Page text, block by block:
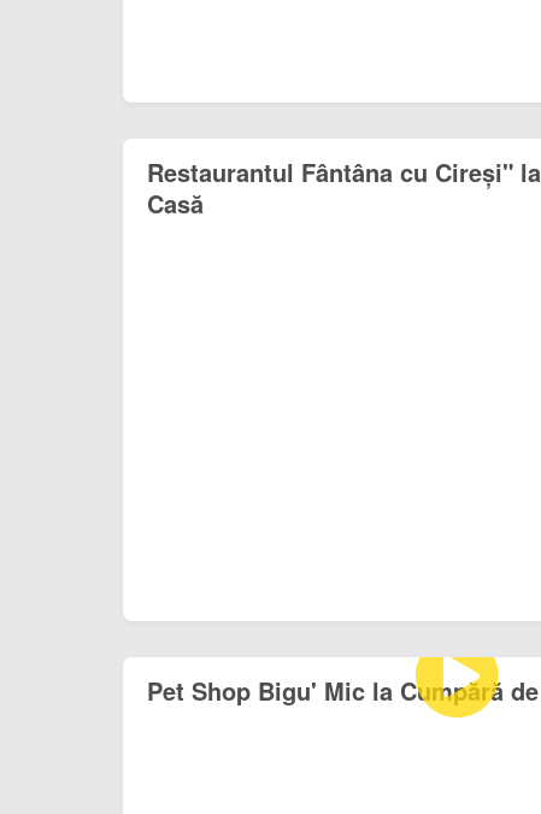
Restaurantul Fântâna cu Cireși"
Casă
Pet Shop Bigu' Mic la Cumpără